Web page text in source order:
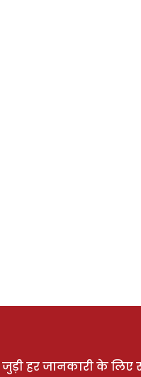
हर जानकारी के लिए